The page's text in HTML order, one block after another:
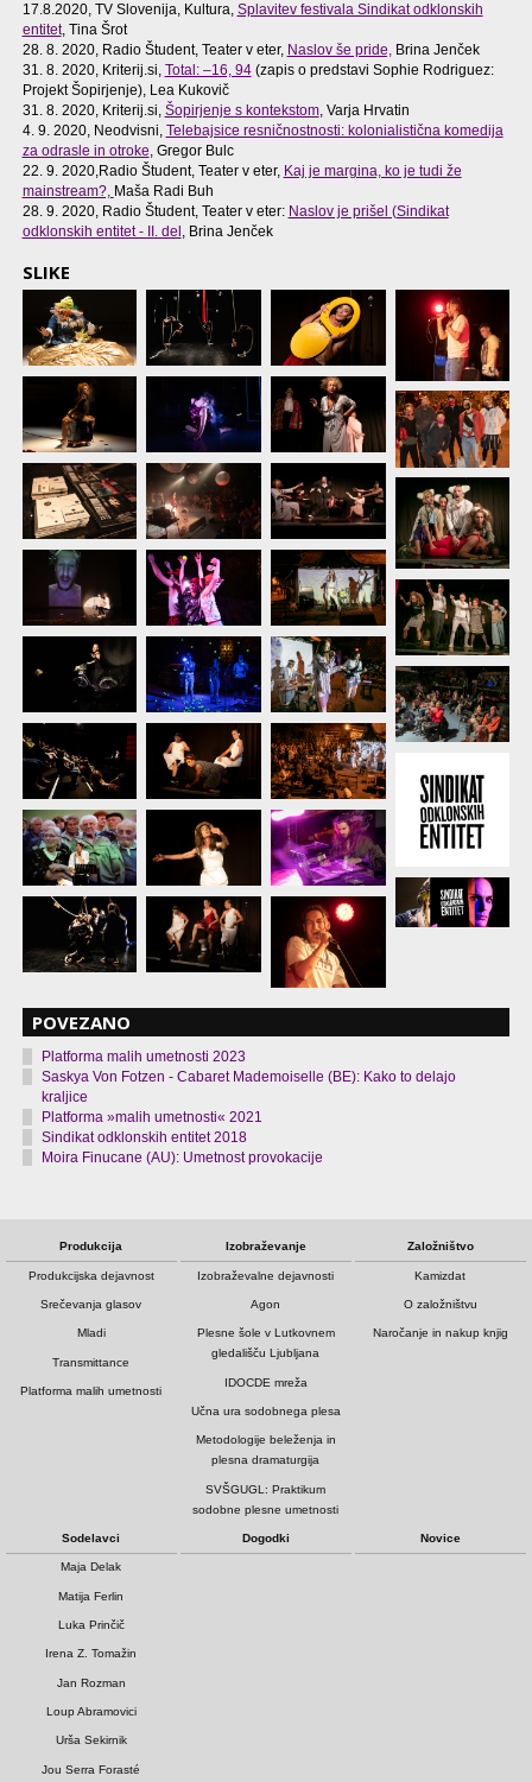
17.8.2020, TV Slovenija, Kultura, Splavitev festivala Sindikat odklonskih
entitet, Tina Šrot
28. 8. 2020, Radio Študent, Teater v eter, Naslov še pride,Brina Jenček
31. 8. 2020, Kriterij.si, Total: –16, 94(zapis o predstavi Sophie Rodriguez:
Projekt Šopirjenje), Lea Kukovič
31. 8. 2020, Kriterij.si, Šopirjenje s kontekstom, Varja Hrvatin
4. 9. 2020, Neodvisni, Telebajsice resničnostnosti: kolonialistična komedija
za odrasle in otroke, Gregor Bulc
22. 9. 2020,Radio Študent, Teater v eter, Kaj je margina, ko je tudi že
mainstream?, Maša Radi Buh
28. 9. 2020, Radio Študent, Teater v eter: Naslov je prišel (Sindikat
odklonskih entitet - II. del , Brina Jenček
SLIKE
POVEZANO
Platforma malih umetnosti 2023
Saskya Von Fotzen - Cabaret Mademoiselle (BE): Kako to delajo
kraljice
Platforma »malih umetnosti« 2021
Sindikat odklonskih entitet 2018
Moira Finucane (AU): Umetnost provokacije
Produkcija
Produkcijska dejavnost
Srečevanja glasov
Mladi
Transmittance
Platforma malih umetnosti
Izobraževanje
Izobraževalne dejavnosti
Agon
Plesne šole v Lutkovnem
gledališču Ljubljana
IDOCDE mreža
Učna ura sodobnega plesa
Metodologije beleženja in
plesna dramaturgija
SVŠGUGL: Praktikum
sodobne plesne umetnosti
Založništvo
Kamizdat
O založništvu
Naročanje in nakup knjig
Sodelavci
Maja Delak
Matija Ferlin
Luka Prinčič
Irena Z. Tomažin
Jan Rozman
Loup Abramovici
Urša Sekirnik
Jou Serra Forasté
Dogodki Novice